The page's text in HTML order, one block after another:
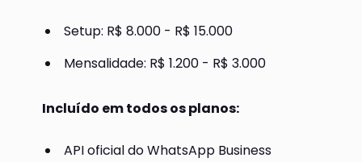
Setup: R$ 8.000 - R$ 15.000
Mensalidade: R$ 1.200 - R$ 3.000
Incluído em todos os planos:
API oficial do WhatsApp Business